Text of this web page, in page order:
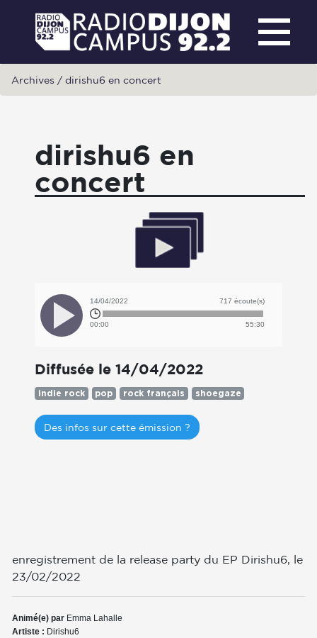
Archives / dirishu6 en concert
dirishu6 en
concert
14/04/2022 717 écoute(s)
00:00 55:30
Diffusée le 14/04/2022
indie rock pop rock français shoegaze
Des infos sur cette émission ?
enregistrement de la release party du EP Dirishu6, le
23/02/2022
Animé(e) par Emma Lahalle
Artiste : Dirishu6